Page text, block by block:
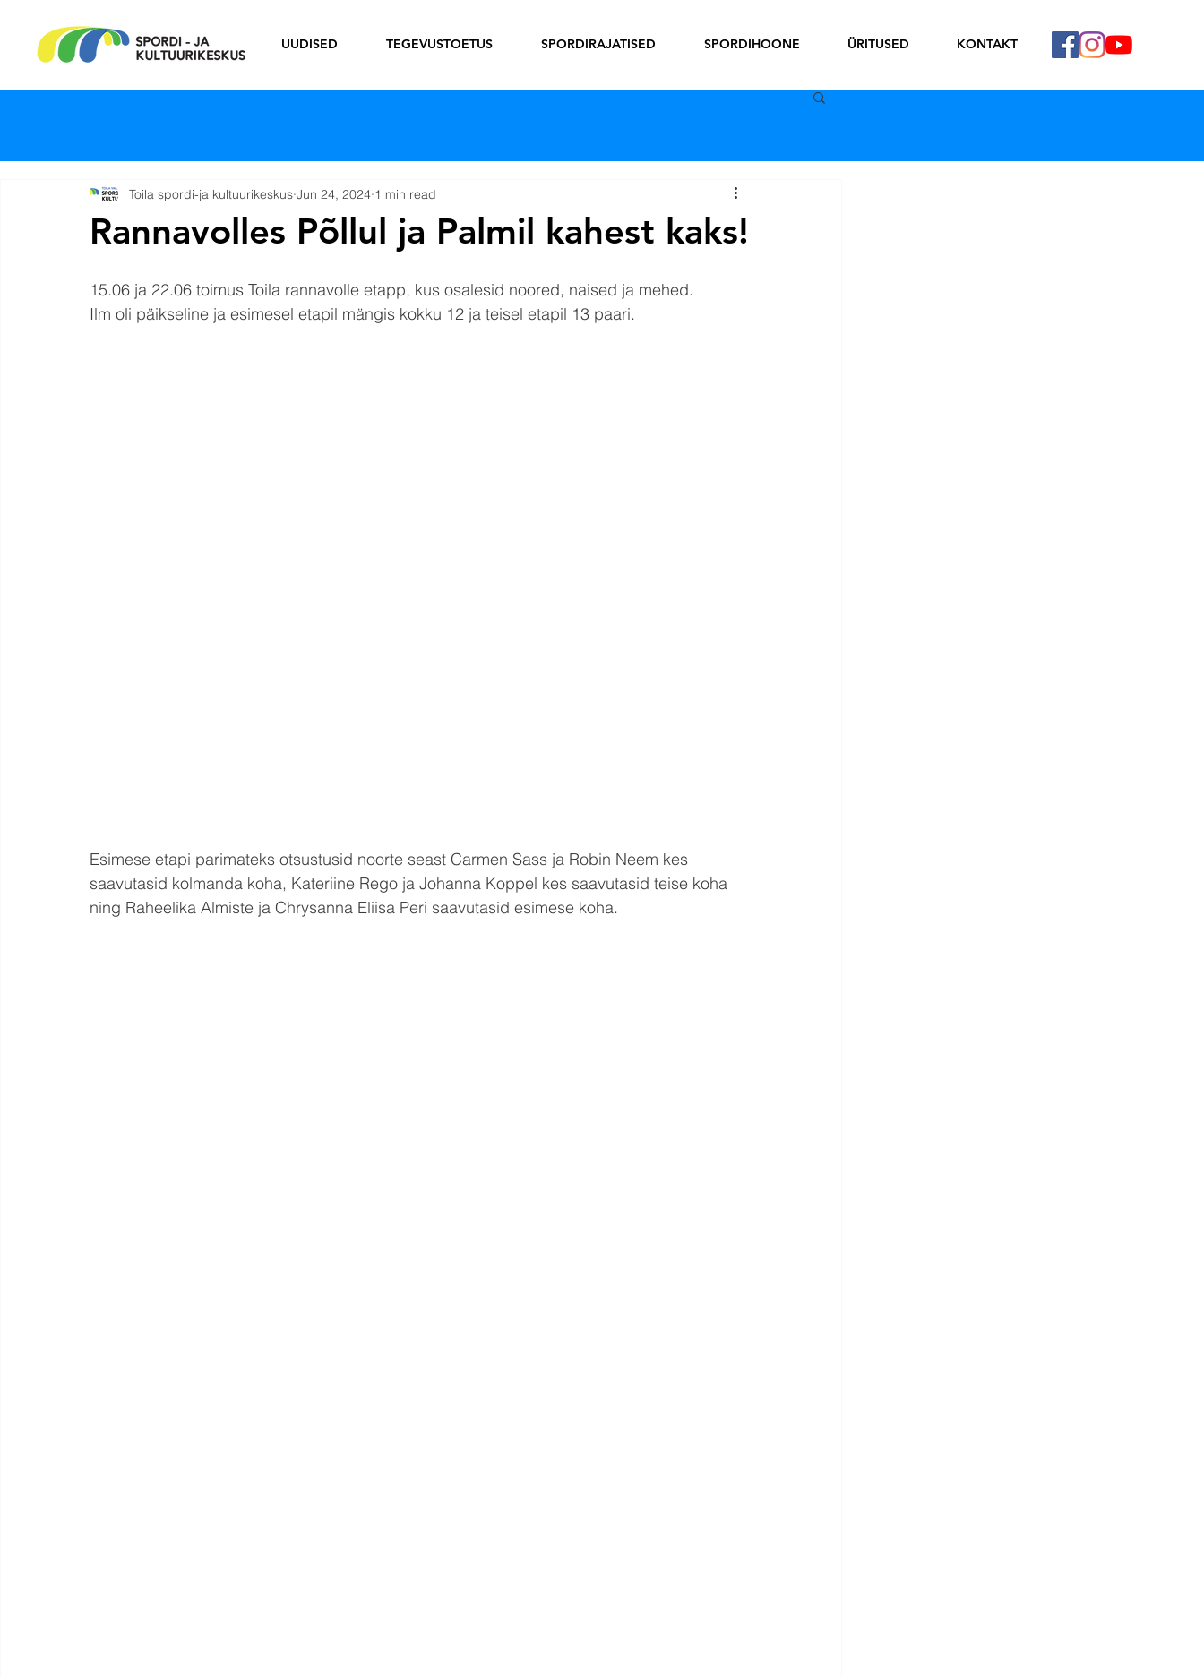
UUDISED TEGEVUSTOETUS SPORDIRAJATISED SPORDIHOONE ÜRITUSED KONTAKT
Rannavolles Põllul ja Palmil kahest kaks!
Toila spordi-ja kultuurikeskus Jun 24, 2024 1 min read
15.06 ja 22.06 toimus Toila rannavolle etapp, kus osalesid noored, naised ja mehed.
Ilm oli päikseline ja esimesel etapil mängis kokku 12 ja teisel etapil 13 paari.
Esimese etapi parimateks otsustusid noorte seast Carmen Sass ja Robin Neem kes
saavutasid kolmanda koha, Kateriine Rego ja Johanna Koppel kes saavutasid teise koha
ning Raheelika Almiste ja Chrysanna Eliisa Peri saavutasid esimese koha.